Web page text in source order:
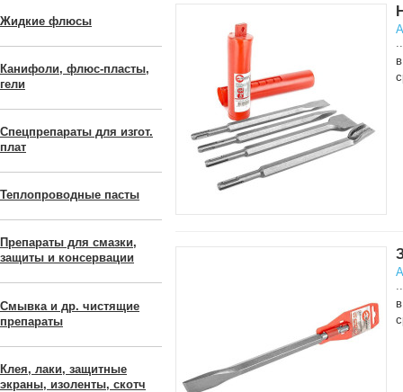
Жидкие флюсы
Канифоли, флюс-пласты,
гели
Спецпрепараты для изгот.
плат
Теплопроводные пасты
Препараты для смазки,
защиты и консервации
Смывка и др. чистящие
препараты
Клея, лаки, защитные
экраны, изоленты, скотч
..
..